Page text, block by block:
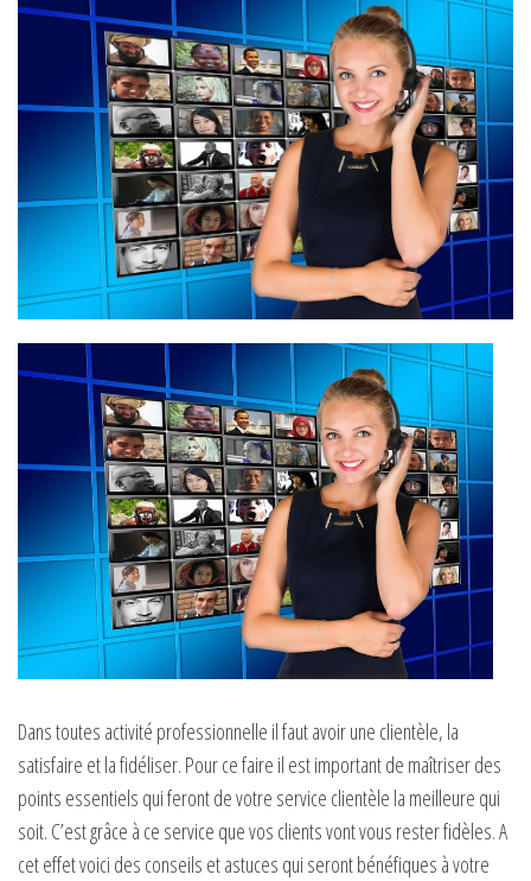
Dans toutes activité professionnelle il faut avoir une clientèle, la
satisfaire et la fidéliser. Pour ce faire il est important de maîtriser des
points essentiels qui feront de votre service clientèle la meilleure qui
soit. C’est grâce à ce service que vos clients vont vous rester fidèles. A
cet effet voici des conseils et astuces qui seront bénéfiques à votre